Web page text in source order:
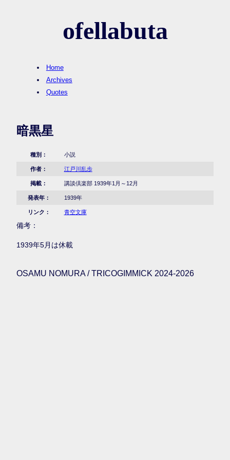
ofellabuta
Home
Archives
Quotes
暗黒星
種別： 小説
作者： 江戸川乱歩
掲載： 講談倶楽部 1939年1月～12月
発表年： 1939年
リンク： 青空文庫
備考：
1939年5月は休載
OSAMU NOMURA / TRICOGIMMICK 2024-2026